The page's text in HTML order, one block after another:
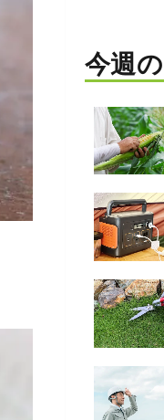
今週